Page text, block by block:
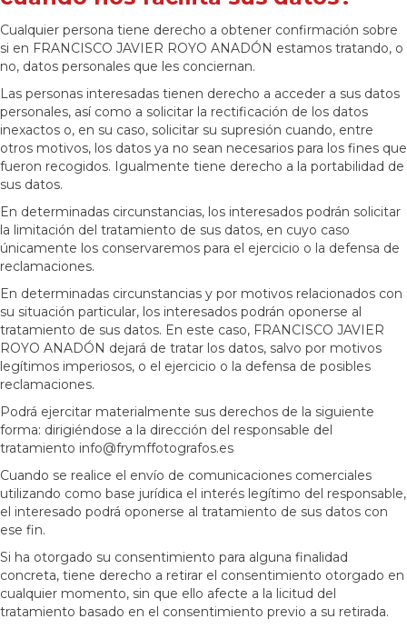
Cualquier persona tiene derecho a obtener confirmación sobre
si en FRANCISCO JAVIER ROYO ANADÓN estamos tratando, o
no, datos personales que les conciernan.
Las personas interesadas tienen derecho a acceder a sus datos
personales, así como a solicitar la rectificación de los datos
inexactos o, en su caso, solicitar su supresión cuando, entre
otros motivos, los datos ya no sean necesarios para los fines que
fueron recogidos. Igualmente tiene derecho a la portabilidad de
sus datos.
En determinadas circunstancias, los interesados podrán solicitar
la limitación del tratamiento de sus datos, en cuyo caso
únicamente los conservaremos para el ejercicio o la defensa de
reclamaciones.
En determinadas circunstancias y por motivos relacionados con
su situación particular, los interesados podrán oponerse al
tratamiento de sus datos. En este caso, FRANCISCO JAVIER
ROYO ANADÓN dejará de tratar los datos, salvo por motivos
legítimos imperiosos, o el ejercicio o la defensa de posibles
reclamaciones.
Podrá ejercitar materialmente sus derechos de la siguiente
forma: dirigiéndose a la dirección del responsable del
tratamiento info@frymffotografos.es
Cuando se realice el envío de comunicaciones comerciales
utilizando como base jurídica el interés legítimo del responsable,
el interesado podrá oponerse al tratamiento de sus datos con
ese fin.
Si ha otorgado su consentimiento para alguna finalidad
concreta, tiene derecho a retirar el consentimiento otorgado en
cualquier momento, sin que ello afecte a la licitud del
tratamiento basado en el consentimiento previo a su retirada.